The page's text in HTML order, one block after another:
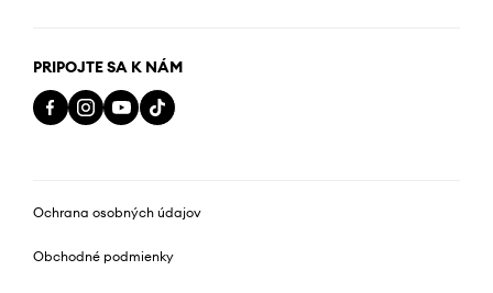
PRIPOJTE SA K NÁM
Ochrana osobných údajov
Obchodné podmienky